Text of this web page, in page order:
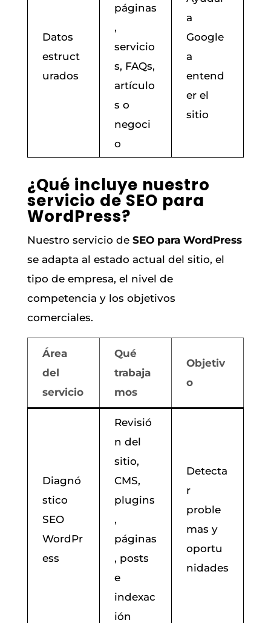
Datos
estruct
urados
páginas
,
servicio
s, FAQs,
artículo
s o
negoci
o
a
Google
a
entend
er el
sitio
¿Qué incluye nuestro
servicio de SEO para
WordPress?
Nuestro servicio de SEO para WordPress
se adapta al estado actual del sitio, el
tipo de empresa, el nivel de
competencia y los objetivos
comerciales.
Área
del
servicio
Qué
trabaja
mos
Objetiv
o
Diagnó
stico
SEO
WordPr
ess
Revisió
n del
sitio,
CMS,
plugins
,
páginas
, posts
e
indexac
ión
Detecta
r
proble
mas y
oportu
nidades